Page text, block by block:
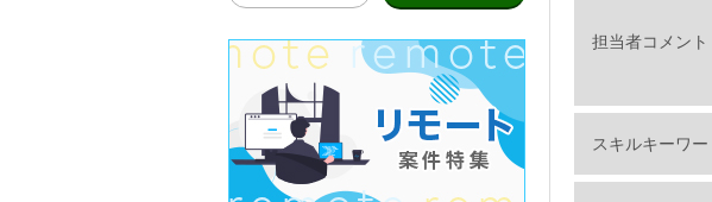
担当者コメント
スキルキーワー